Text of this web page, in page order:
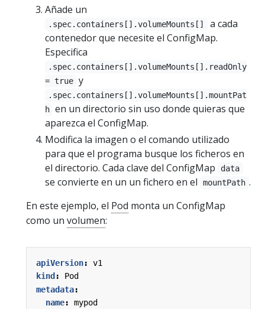
Añade un
.spec.containers[].volumeMounts[]
a cada
contenedor que necesite el ConfigMap.
Especifica
.spec.containers[].volumeMounts[].readOnly
= true y
.spec.containers[].volumeMounts[].mountPat
h en un directorio sin uso donde quieras que
aparezca el ConfigMap.
Modifica la imagen o el comando utilizado
para que el programa busque los ficheros en
el directorio. Cada clave del ConfigMap
data
se convierte en un un fichero en el mountPath .
En este ejemplo, el Pod monta un ConfigMap
como un volumen:
apiVersion:
v1
kind :
Pod
metadata:
name: mypod